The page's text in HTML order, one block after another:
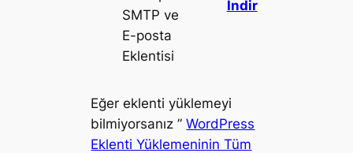
SMTP ve
E-posta
Eklentisi
İndir
Eğer eklenti yüklemeyi
bilmiyorsanız ”WordPress
Eklenti Yüklemeninin Tüm